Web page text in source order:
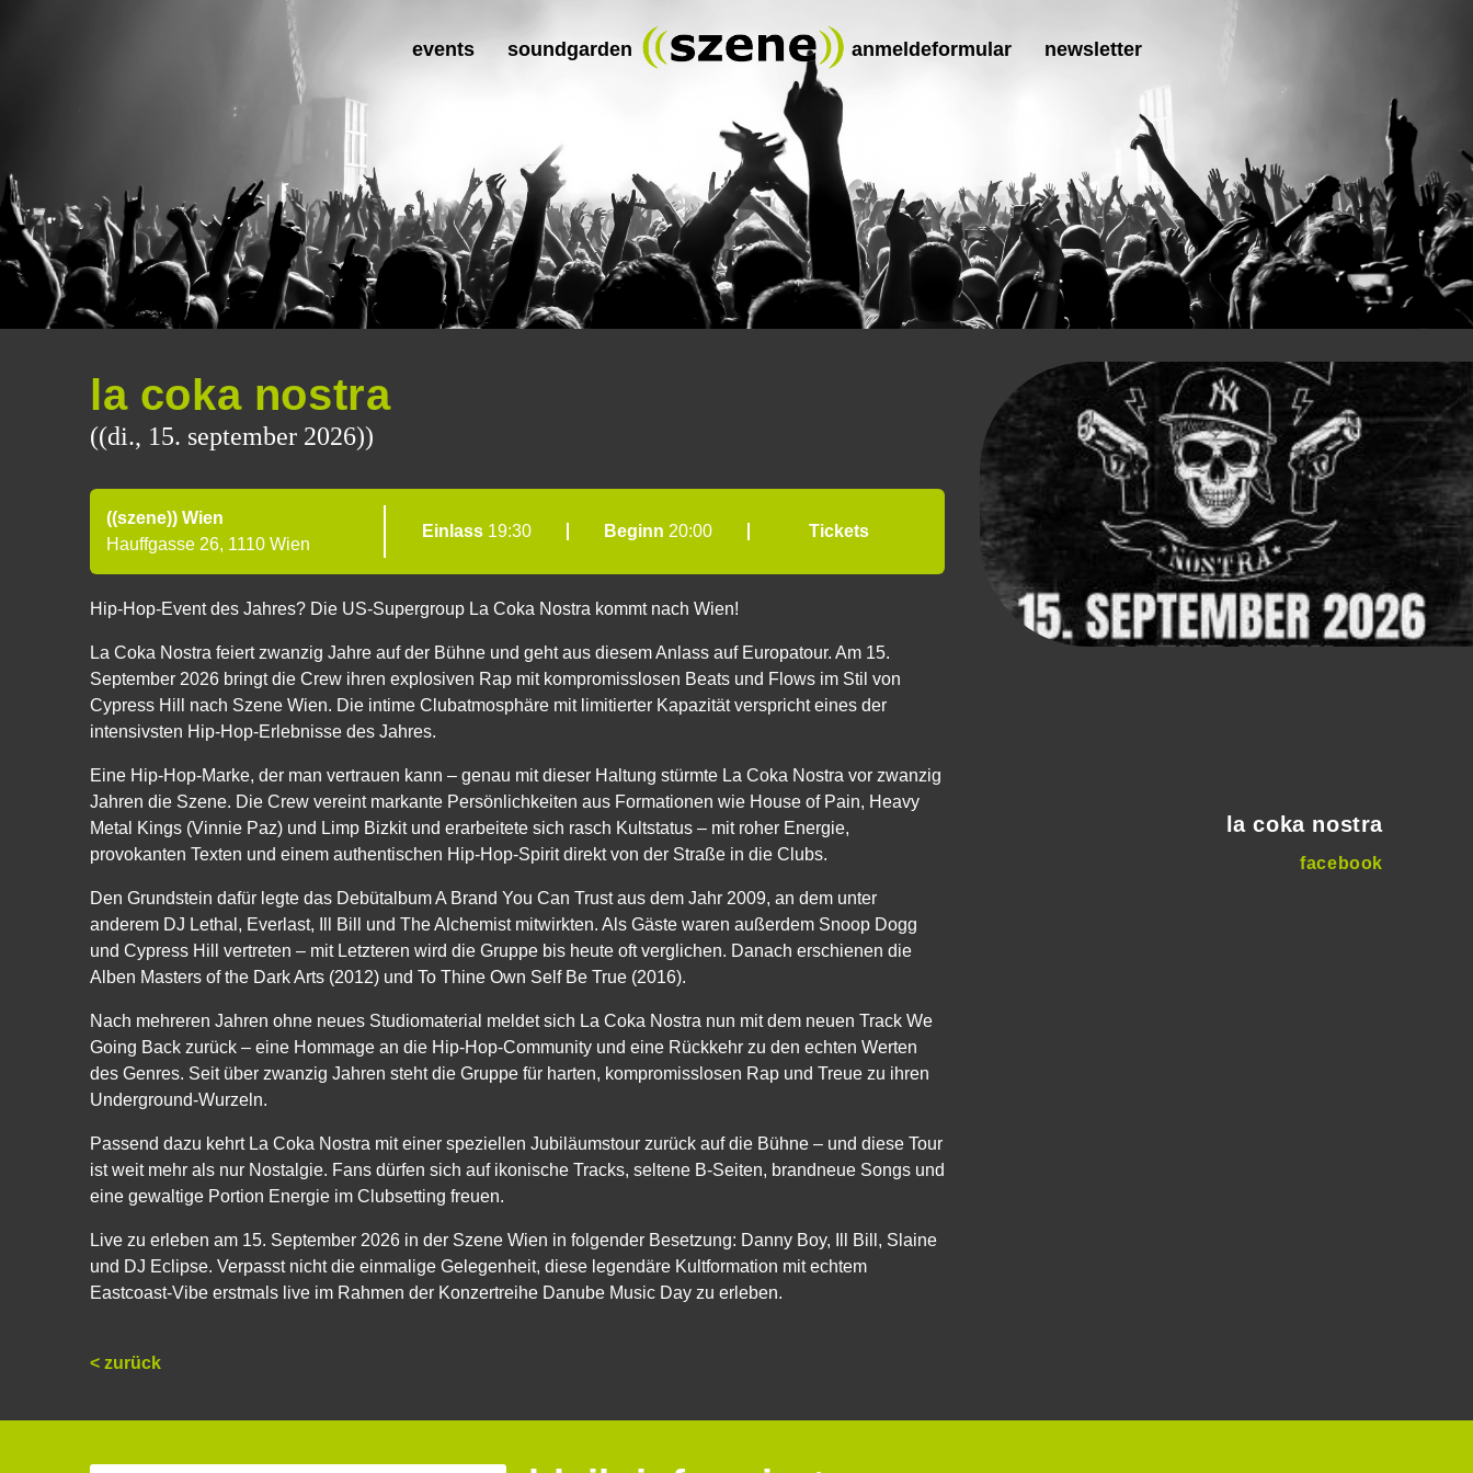
events soundgarden anmeldeformular newsletter
la coka nostra
((di., 15. september 2026))
((szene)) Wien
Hauffgasse 26, 1110 Wien
Einlass 19:30 Beginn 20:00 Tickets
Hip-Hop-Event des Jahres? Die US-Supergroup La Coka Nostra kommt nach Wien!
La Coka Nostra feiert zwanzig Jahre auf der Bühne und geht aus diesem Anlass auf Europatour. Am 15.
September 2026 bringt die Crew ihren explosiven Rap mit kompromisslosen Beats und Flows im Stil von
Cypress Hill nach Szene Wien. Die intime Clubatmosphäre mit limitierter Kapazität verspricht eines der
intensivsten Hip-Hop-Erlebnisse des Jahres.
Eine Hip-Hop-Marke, der man vertrauen kann – genau mit dieser Haltung stürmte La Coka Nostra vor zwanzig
Jahren die Szene. Die Crew vereint markante Persönlichkeiten aus Formationen wie House of Pain, Heavy
Metal Kings (Vinnie Paz) und Limp Bizkit und erarbeitete sich rasch Kultstatus – mit roher Energie,
provokanten Texten und einem authentischen Hip-Hop-Spirit direkt von der Straße in die Clubs.
Den Grundstein dafür legte das Debütalbum A Brand You Can Trust aus dem Jahr 2009, an dem unter
anderem DJ Lethal, Everlast, Ill Bill und The Alchemist mitwirkten. Als Gäste waren außerdem Snoop Dogg
und Cypress Hill vertreten – mit Letzteren wird die Gruppe bis heute oft verglichen. Danach erschienen die
Alben Masters of the Dark Arts (2012) und To Thine Own Self Be True (2016).
Nach mehreren Jahren ohne neues Studiomaterial meldet sich La Coka Nostra nun mit dem neuen Track We
Going Back zurück – eine Hommage an die Hip-Hop-Community und eine Rückkehr zu den echten Werten
des Genres. Seit über zwanzig Jahren steht die Gruppe für harten, kompromisslosen Rap und Treue zu ihren
Underground-Wurzeln.
Passend dazu kehrt La Coka Nostra mit einer speziellen Jubiläumstour zurück auf die Bühne – und diese Tour
ist weit mehr als nur Nostalgie. Fans dürfen sich auf ikonische Tracks, seltene B-Seiten, brandneue Songs und
eine gewaltige Portion Energie im Clubsetting freuen.
Live zu erleben am 15. September 2026 in der Szene Wien in folgender Besetzung: Danny Boy, Ill Bill, Slaine
und DJ Eclipse. Verpasst nicht die einmalige Gelegenheit, diese legendäre Kultformation mit echtem
Eastcoast-Vibe erstmals live im Rahmen der Konzertreihe Danube Music Day zu erleben.
< zurück
la coka nostra
facebook